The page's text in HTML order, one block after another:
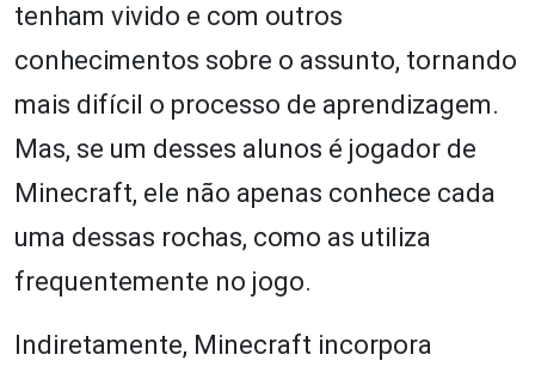
tenham vivido e com outros
conhecimentos sobre o assunto, tornando
mais difícil o processo de aprendizagem.
Mas, se um desses alunos é jogador de
Minecraft, ele não apenas conhece cada
uma dessas rochas, como as utiliza
frequentemente no jogo.
Indiretamente, Minecraft incorpora